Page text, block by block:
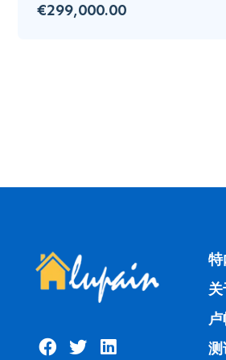
€299,000.00
特
关
卢